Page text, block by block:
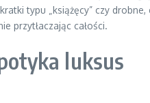
typu „książęcy” czy
przytłaczając całości.
luksus